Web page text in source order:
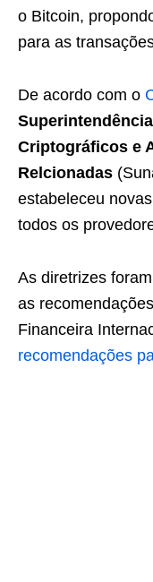
o Bitcoin,
para as
De acordo com o
Criptográficos e
Relcionadas
estabeleceu
todos os
As diretrizes
as
Financeira
recomendações